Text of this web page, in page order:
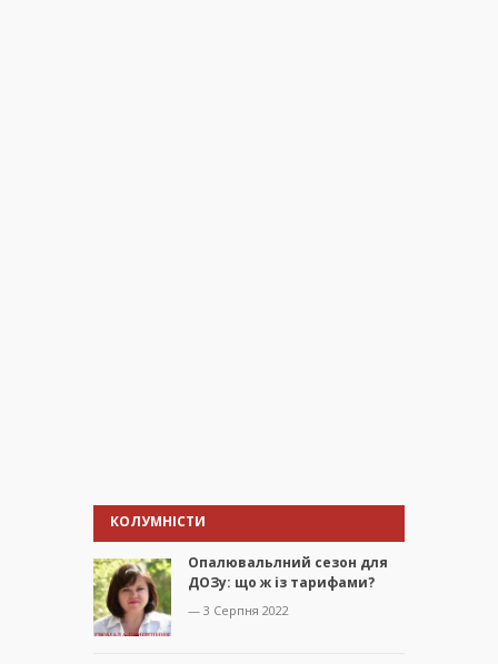
КОЛУМНІСТИ
Опалювальлний сезон для
ДОЗу: що ж із тарифами?
— 3 Серпня 2022